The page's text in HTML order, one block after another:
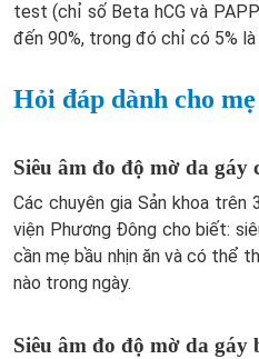
test (chỉ số Beta hCG và
đến 90%, trong đó chỉ có 5%
Hỏi đáp dành cho
Siêu âm đo độ mờ da gáy
Các chuyên gia Sản khoa trên
viện Phương Đông cho biết:
cần mẹ bầu nhịn ăn và có thể
nào trong ngày.
Siêu âm đo độ mờ da gáy